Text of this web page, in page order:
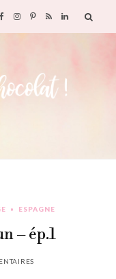
F
c
o
I
r
P
n
e
s
R
S
L
ESPAGNE
– ép.1